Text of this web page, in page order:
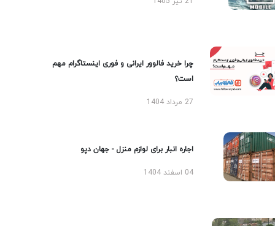
چرا خرید فالوور ایرانی و فوری اینستاگرام مهم
است؟
27 مرداد 1404
اجاره انبار برای لوازم منزل - جهان دپو
04 اسفند 1404